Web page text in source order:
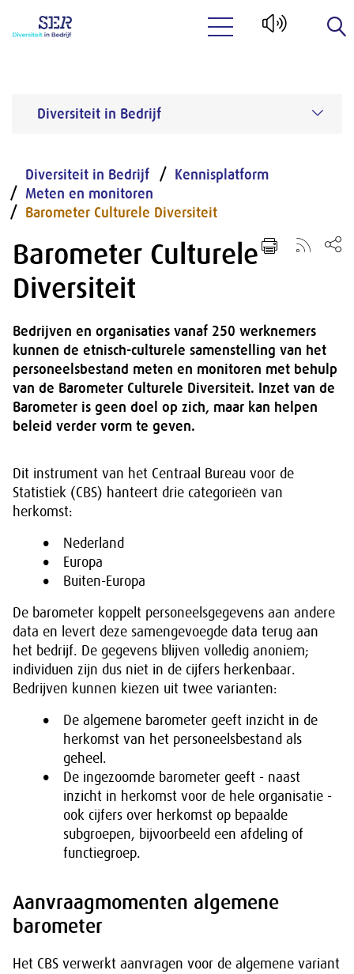
Barometer Culturele
Diversiteit in Bedrijf
Diversiteit in Bedrijf
Kennisplatform
Meten en monitoren
Barometer Culturele Diversiteit
Barometer Culturele
Diversiteit
Bedrijven en organisaties vanaf 250 werknemers
kunnen de etnisch-culturele samenstelling van het
personeelsbestand meten en monitoren met behulp
van de Barometer Culturele Diversiteit. Inzet van de
Barometer is geen doel op zich, maar kan helpen
beleid verder vorm te geven.
Dit instrument van het Centraal Bureau voor de
Statistiek (CBS) hanteert drie categorieën van
herkomst:
Nederland
Europa
Buiten-Europa
De barometer koppelt personeelsgegevens aan andere
data en levert deze samengevoegde data terug aan
het bedrijf. De gegevens blijven volledig anoniem;
individuen zijn dus niet in de cijfers herkenbaar.
Bedrijven kunnen kiezen uit twee varianten:
De algemene barometer geeft inzicht in de
herkomst van het personeelsbestand als
geheel.
De ingezoomde barometer geeft - naast
inzicht in herkomst voor de hele organisatie -
ook cijfers over herkomst op bepaalde
subgroepen, bijvoorbeeld een afdeling of
functiegroep.
Aanvraagmomenten algemene
barometer
Het CBS verwerkt aanvragen voor de algemene variant